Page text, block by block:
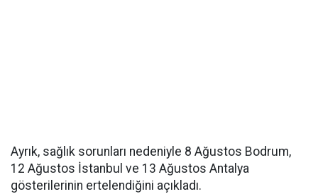
Ayrık, sağlık sorunları nedeniyle 8 Ağustos Bodrum,
12 Ağustos İstanbul ve 13 Ağustos Antalya
gösterilerinin ertelendiğini açıkladı.